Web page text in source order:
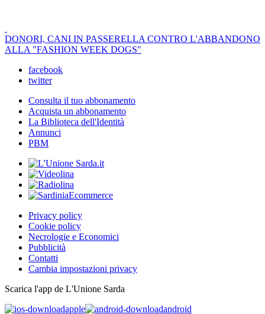
DONORI, CANI IN PASSERELLA CONTRO L'ABBANDONO
ALLA "FASHION WEEK DOGS"
facebook
twitter
Consulta il tuo abbonamento
Acquista un abbonamento
La Biblioteca dell'Identità
Annunci
PBM
Privacy policy
Cookie policy
Necrologie e Economici
Pubblicità
Contatti
Cambia impostazioni privacy
Scarica l'app de L'Unione Sarda
apple
android